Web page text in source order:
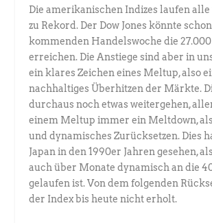
Die amerikanischen Indizes laufen alle
zu Rekord. Der Dow Jones könnte
kommenden Handelswoche die
erreichen. Die Anstiege sind aber in
ein klares Zeichen eines Meltup, also
nachhaltiges Überhitzen der Märkte.
durchaus noch etwas weitergehen,
einem Meltup immer ein Meltdown,
und dynamisches Zurücksetzen. Dies
Japan in den 1990er Jahren gesehen,
auch über Monate dynamisch an die
gelaufen ist. Von dem folgenden
der Index bis heute nicht erholt.